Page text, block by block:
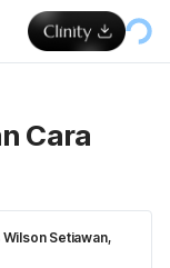
Cara
Setiawan,